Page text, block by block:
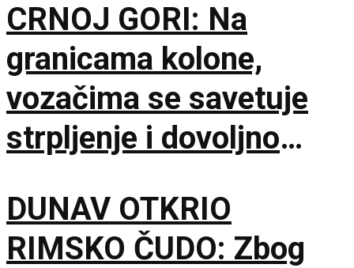
CRNOJ GORI: Na
granicama kolone,
vozačima se savetuje
strpljenje i dovoljno
DUNAV OTKRIO
RIMSKO ČUDO: Zbog